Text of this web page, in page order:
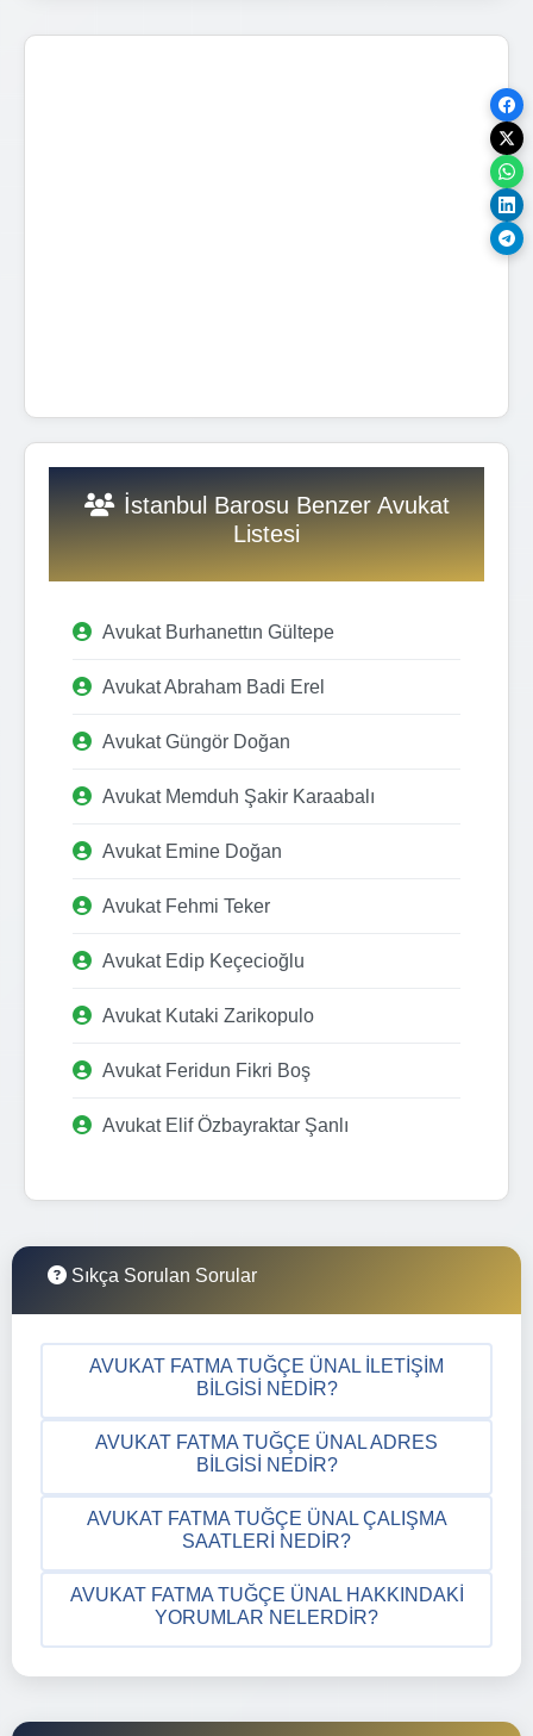
İstanbul Barosu Benzer Avukat
Listesi
Avukat Burhanettın Gültepe
Avukat Abraham Badi Erel
Avukat Güngör Doğan
Avukat Memduh Şakir Karaabalı
Avukat Emine Doğan
Avukat Fehmi Teker
Avukat Edip Keçecioğlu
Avukat Kutaki Zarikopulo
Avukat Feridun Fikri Boş
Avukat Elif Özbayraktar Şanlı
Sıkça Sorulan Sorular
AVUKAT FATMA TUĞÇE ÜNAL İLETIŞIM
BILGISI NEDIR?
AVUKAT FATMA TUĞÇE ÜNAL ADRES
BILGISI NEDIR?
AVUKAT FATMA TUĞÇE ÜNAL ÇALIŞMA
SAATLERI NEDIR?
AVUKAT FATMA TUĞÇE ÜNAL HAKKINDAKI
YORUMLAR NELERDIR?